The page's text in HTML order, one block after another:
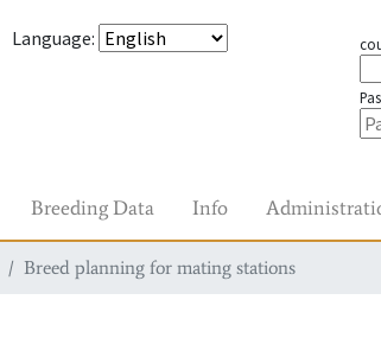
Language:
Breeding Data Info
Breed planning for mating stations